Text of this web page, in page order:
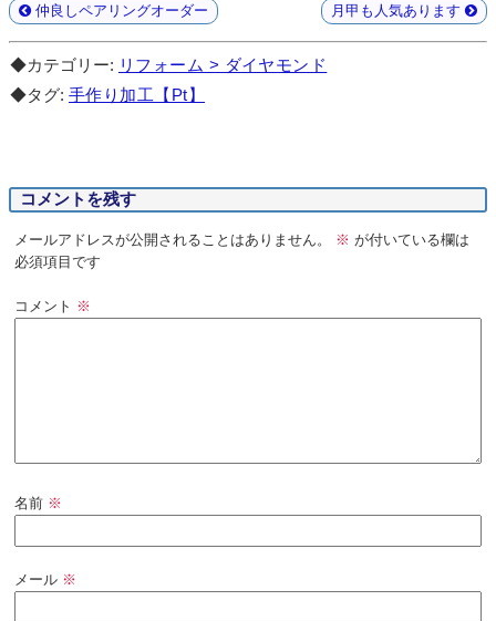
仲良しペアリングオーダー 月甲も人気あります
◆カテゴリー: リフォーム > ダイヤモンド
◆タグ: 手作り加工【Pt】
コメントを残す
メールアドレスが公開されることはありません。 ※ が付いている欄は
必須項目です
コメント ※
名前 ※
メール ※